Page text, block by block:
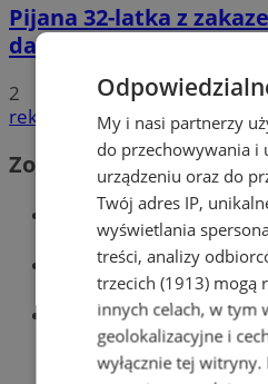
Pijana 32-latka z
dachowała na DK 88 w
2
reklama
Zobacz również
Wiadomości
Wiadomości
Wiadomości
My i nasi partnerzy
do przechowywania i
urządzeniu oraz do
Twój adres IP,
wyświetlania
treści, analizy
trzecich (1913) mogą
innych celach, w tym
geolokalizacyjne i
wyłącznie tej